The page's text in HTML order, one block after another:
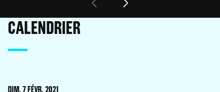
CALENDRIER
DIM. 7 FÉVR. 2021